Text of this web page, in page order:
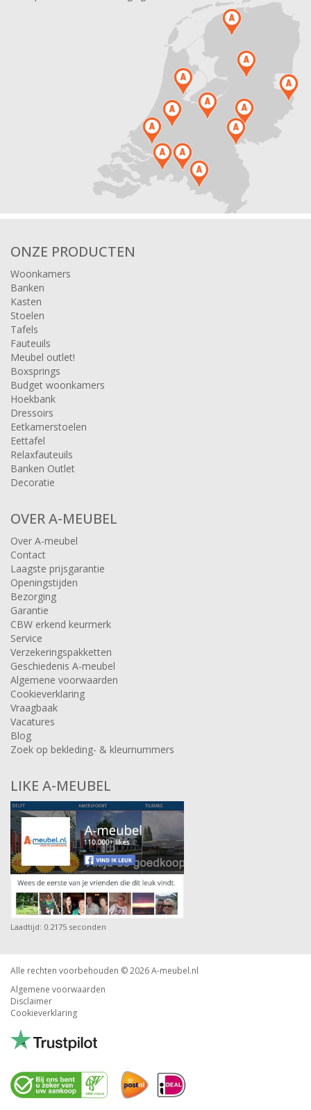
ONZE PRODUCTEN
Woonkamers
Banken
Kasten
Stoelen
Tafels
Fauteuils
Meubel outlet!
Boxsprings
Budget woonkamers
Hoekbank
Dressoirs
Eetkamerstoelen
Eettafel
Relaxfauteuils
Banken Outlet
Decoratie
OVER A-MEUBEL
Over A-meubel
Contact
Laagste prijsgarantie
Openingstijden
Bezorging
Garantie
CBW erkend keurmerk
Service
Verzekeringspakketten
Geschiedenis A-meubel
Algemene voorwaarden
Cookieverklaring
Vraagbaak
Vacatures
Blog
Zoek op bekleding- & kleurnummers
LIKE A-MEUBEL
Laadtijd: 0.2175 seconden
Alle rechten voorbehouden © 2026A-meubel.nl
Algemene voorwaarden
Disclaimer
Cookieverklaring